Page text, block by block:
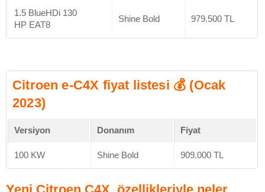
1.5 BlueHDi 130
HP EAT8
Shine Bold 979.500 TL
Citroen e-C4X fiyat listesi 💰 (Ocak
2023)
Versiyon Donanım Fiyat
100 KW Shine Bold 909.000 TL